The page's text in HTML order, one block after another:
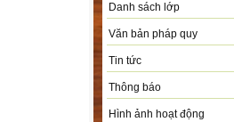
Danh sách lớp
Văn bản pháp quy
Tin tức
Thông báo
Hình ảnh hoạt động